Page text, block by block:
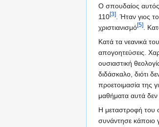
Ο σπουδαίος
110[3]. Ήταν γιος
χριστιανισμό[5].
Κατά τα νεανικά
απογοητεύσεις.
ουσιαστική
διδάσκαλο, διότι
προετοιμασία της
μαθήματα αυτά δεν
Η μεταστροφή του
συνάντησε κάποιο